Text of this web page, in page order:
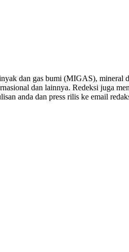
dan gas bumi (MIGAS),
dan lainnya. Redeksi juga
anda dan press rilis ke email